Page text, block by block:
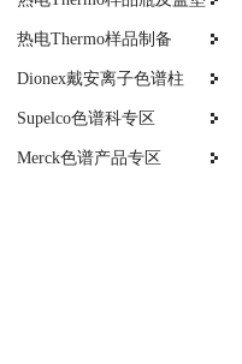
热电Thermo样品制备
Dionex戴安离子色谱柱
Supelco色谱科专区
Merck色谱产品专区